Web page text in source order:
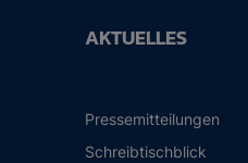
AKTUELLES
Pressemitteilungen
Schreibtischblick